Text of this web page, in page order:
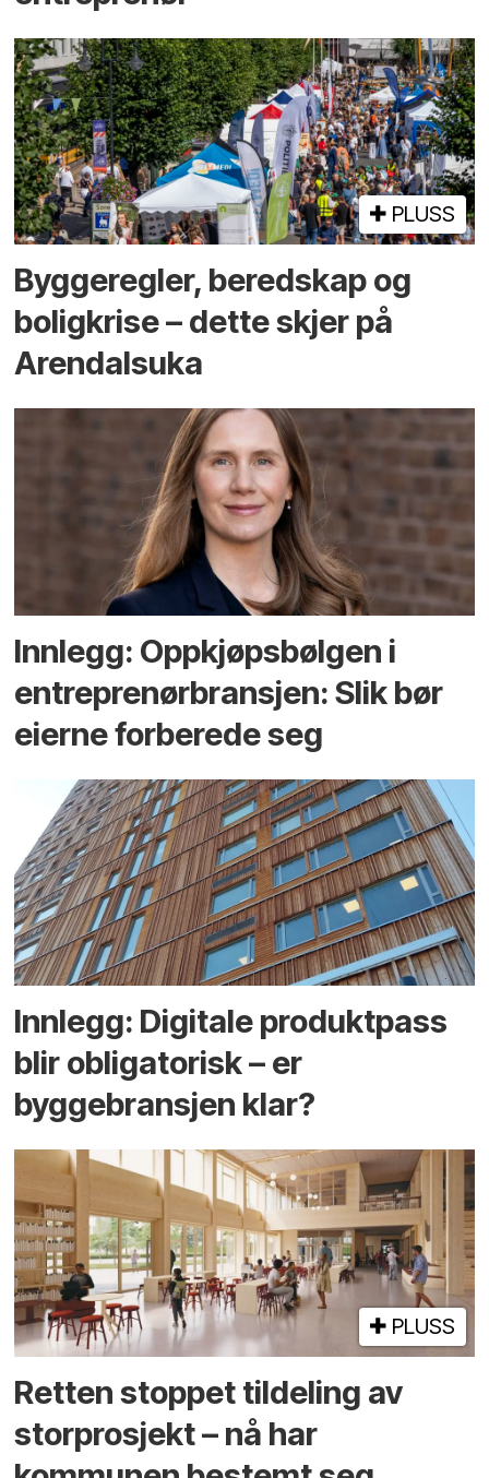
PLUSS
Bygge­regler, beredskap og
bolig­krise – dette skjer på
Arendals­uka
Innlegg: Oppkjøps­bølgen i
entreprenør­bransjen: Slik bør
eierne forberede seg
Innlegg: Digitale produktpass
blir obligatorisk – er
byggebransjen klar?
PLUSS
Retten stoppet tildeling av
storprosjekt – nå har